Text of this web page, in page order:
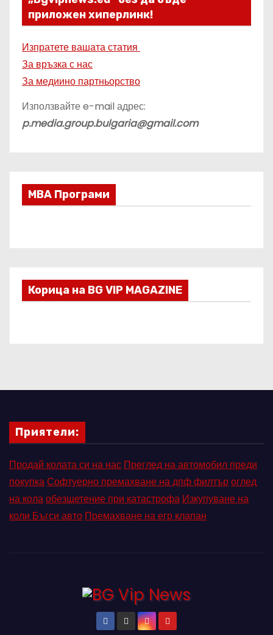
приложен хиперлинк!
Изпратете вашата статия
За връзка с нас
За медиино партньорство
Използвайте e-mail адрес:
p.media.group.bulgaria@gmail.com
МВА Програми
Корица на BG VIP MAGAZINE
Приятели:
Продай колата си на нас Преглед на автомобил преди
покупкаСофтуерно премахване на дпф филтъроглед
на колаобезщетение при катастрофа Изкупуване на
коли Бъгси авто Премахване на егр клапан